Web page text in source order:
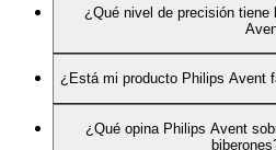
¿Qué nivel de precisión
¿Está mi producto Philips Avent
¿Qué opina Philips Avent